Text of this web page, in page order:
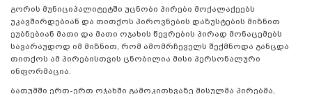
გორის მუნიციპალიტეტში უცნობი პირები მოქალაქეებს
უკავშირდებიან და თითქოს პიროვნების დაზუსტების მიზნით
ეუბნებიან მათი და მათი ოჯახის წევრების პირად მონაცემებს
სავარაუდოდ იმ მიზნით, რომ ამომრჩეველს შექმნოდა განცდა
თითქოს ამ პირებისთვის ცნობილია მისი პერსონალური
ინფორმაცია.
ბათუმში ერთ-ერთ ოჯახში გამოკითხვაზე მისულმა პირებმა,